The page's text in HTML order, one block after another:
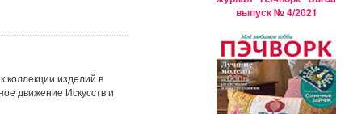
коллекции изделий в
движение Искусств и
выпуск № 4/2021